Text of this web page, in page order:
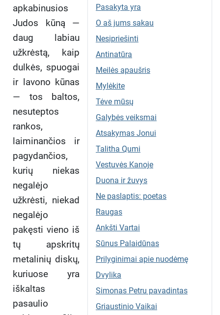
Pasakyta yra
O aš jums sakau
Nesipriešinti
Antinatūra
Meilės apaušris
Mylėkite
Tėve mūsų
Galybės veiksmai
Atsakymas Jonui
Talitha Qumi
Vestuvės Kanoje
Duona ir žuvys
Ne paslaptis: poetas
Raugas
Ankšti Vartai
Sūnus Palaidūnas
Prilyginimai apie nuodėmę
Dvylika
Simonas Petru pavadintas
Griaustinio Vaikai
apkabinusios
Judos kūną —
daug labiau
užkrėstą, kaip
dulkės, spuogai
ir lavono kūnas
— tos baltos,
nesuteptos
rankos,
laiminančios ir
pagydančios,
kurių niekas
negalėjo
užkrėsti, niekad
negalėjo
pakęsti vieno iš
tų apskritų
metalinių diskų,
kuriuose yra
iškaltas
pasaulio